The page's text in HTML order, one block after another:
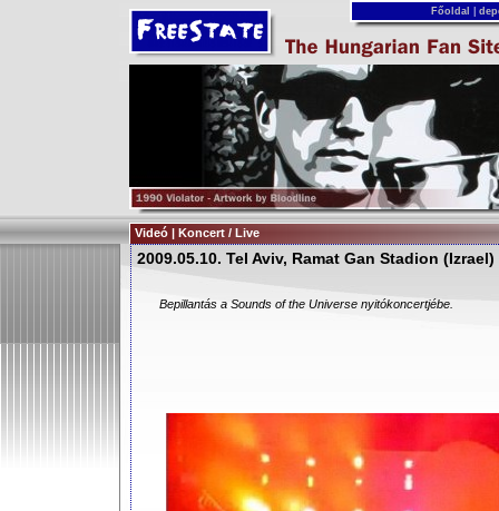
Főoldal
Videó | Koncert / Live
2009.05.10. Tel Aviv, Ramat Gan Stadion (Izrael)
Bepillantás a Sounds of the Universe nyitókoncertjébe.